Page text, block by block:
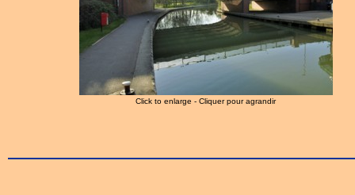
Click to enlarge - Cliquer pour agrandir